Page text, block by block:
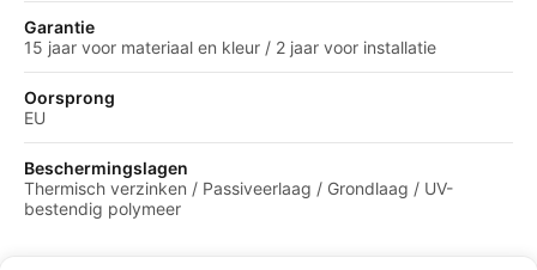
Garantie
15 jaar voor materiaal en kleur / 2 jaar voor installatie
Oorsprong
EU
Beschermingslagen
Thermisch verzinken / Passiveerlaag / Grondlaag / UV-
bestendig polymeer